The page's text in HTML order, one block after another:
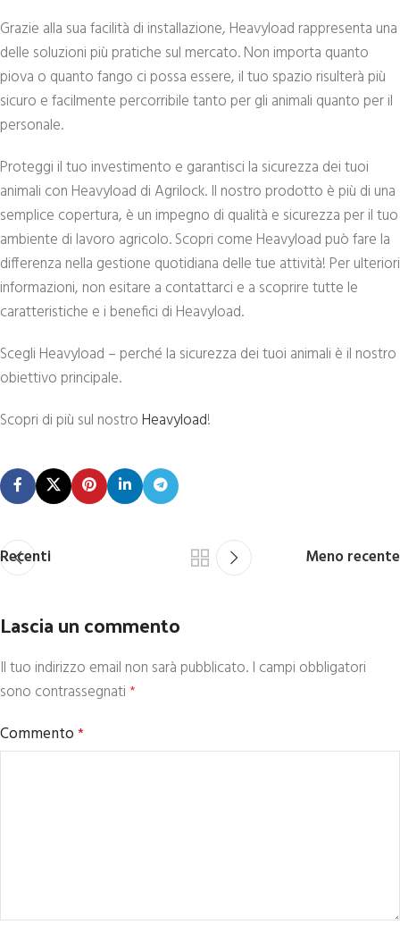
Grazie alla sua facilità di installazione, Heavyload rappresenta una
delle soluzioni più pratiche sul mercato. Non importa quanto
piova o quanto fango ci possa essere, il tuo spazio risulterà più
sicuro e facilmente percorribile tanto per gli animali quanto per il
personale.
Proteggi il tuo investimento e garantisci la sicurezza dei tuoi
animali con Heavyload di Agrilock. Il nostro prodotto è più di una
semplice copertura, è un impegno di qualità e sicurezza per il tuo
ambiente di lavoro agricolo. Scopri come Heavyload può fare la
differenza nella gestione quotidiana delle tue attività! Per ulteriori
informazioni, non esitare a contattarci e a scoprire tutte le
caratteristiche e i benefici di Heavyload.
Scegli Heavyload – perché la sicurezza dei tuoi animali è il nostro
obiettivo principale.
Scopri di più sul nostroHeavyload!
Recenti Meno recente
Lascia un commento
Il tuo indirizzo email non sarà pubblicato. I campi obbligatori
sono contrassegnati*
Commento*